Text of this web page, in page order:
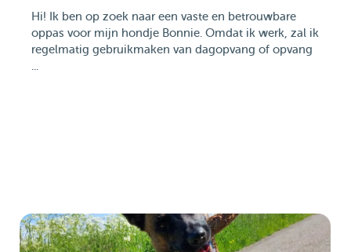
Hi! Ik ben op zoek naar een vaste en betrouwbare
oppas voor mijn hondje Bonnie. Omdat ik werk, zal ik
regelmatig gebruikmaken van dagopvang of opvang
...